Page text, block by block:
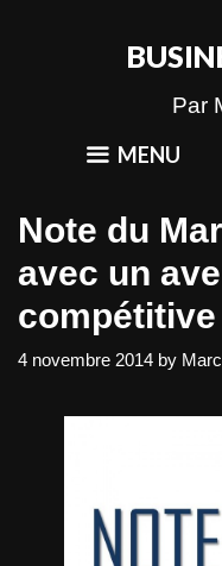
Par
MENU
Note du
avec un
compétitive
4 novembre 2014 by